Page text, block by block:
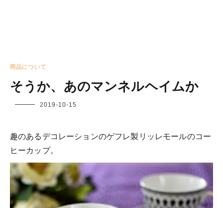
商品について
そうか、あのマンネルヘイムか
フ
2019-10-15
趣のあるデコレーションのゲフレ製リッレモールのコー
ヒーカップ。